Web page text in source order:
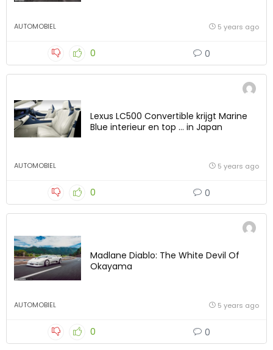
AUTOMOBIEL 5 years ago
0 0
Lexus LC500 Convertible krijgt Marine
Blue interieur en top … in Japan
AUTOMOBIEL 5 years ago
0 0
Madlane Diablo: The White Devil Of
Okayama
AUTOMOBIEL 5 years ago
0 0